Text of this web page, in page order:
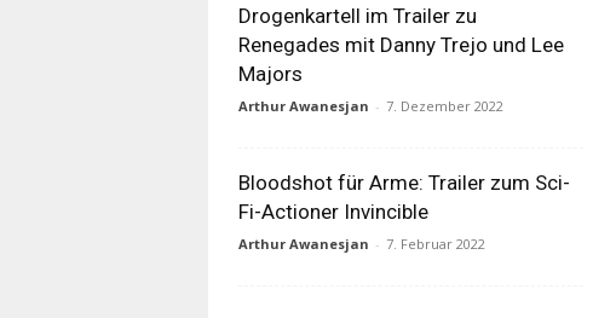
Drogenkartell im Trailer zu
Renegades mit Danny Trejo und Lee
Majors
Arthur Awanesjan - 7. Dezember 2022
Bloodshot für Arme: Trailer zum Sci-
Fi-Actioner Invincible
Arthur Awanesjan - 7. Februar 2022